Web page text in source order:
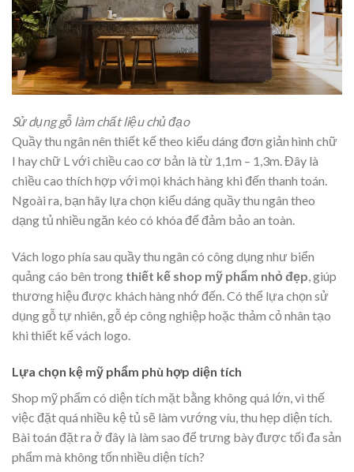
Sử dụng gỗ làm chất liệu chủ đạo
Quầy thu ngân nên thiết kế theo kiểu dáng đơn giản hình chữ
I hay chữ L với chiều cao cơ bản là từ 1,1m – 1,3m. Đây là
chiều cao thích hợp với mọi khách hàng khi đến thanh toán.
Ngoài ra, bạn hãy lựa chọn kiểu dáng quầy thu ngân theo
dạng tủ nhiều ngăn kéo có khóa để đảm bảo an toàn.
Vách logo phía sau quầy thu ngân có công dụng như biển
quảng cáo bên trong thiết kế shop mỹ phẩm nhỏ đẹp, giúp
thương hiệu được khách hàng nhớ đến. Có thể lựa chọn sử
dụng gỗ tự nhiên, gỗ ép công nghiệp hoặc thảm cỏ nhân tạo
khi thiết kế vách logo.
Lựa chọn kệ mỹ phẩm phù hợp diện tích
Shop mỹ phẩm có diện tích mặt bằng không quá lớn, vì thế
việc đặt quá nhiều kệ tủ sẽ làm vướng víu, thu hẹp diện tích.
Bài toán đặt ra ở đây là làm sao để trưng bày được tối đa sản
phẩm mà không tốn nhiều diện tích?